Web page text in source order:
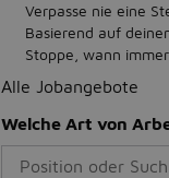
Verpasse nie eine
Basierend auf
Stoppe, wann
Alle Jobangebote
Welche Art von